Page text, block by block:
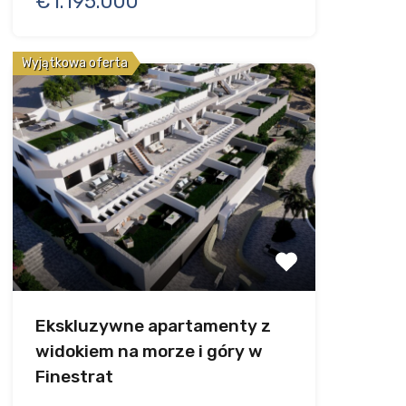
Wyjątkowa oferta
Ekskluzywne apartamenty z
widokiem na morze i góry w
Finestrat